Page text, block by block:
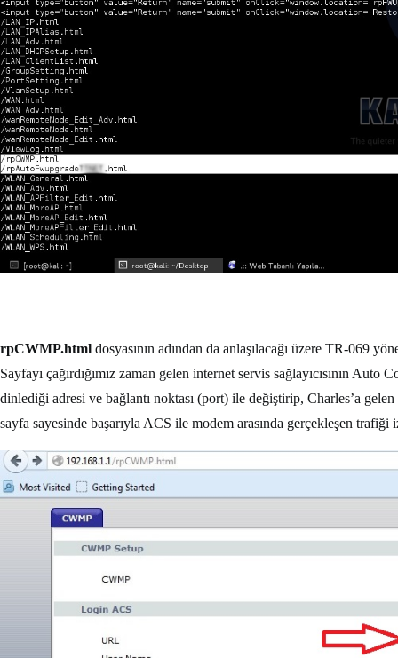
rpCWMP.html dosyasının adından da anlaşılacağı üzere TR-069
Sayfayı çağırdığımız zaman gelen internet servis sağlayıcısının
dinlediği adresi ve bağlantı noktası (port) ile değiştirip, Charles’a
sayfa sayesinde başarıyla ACS ile modem arasında gerçekleşen